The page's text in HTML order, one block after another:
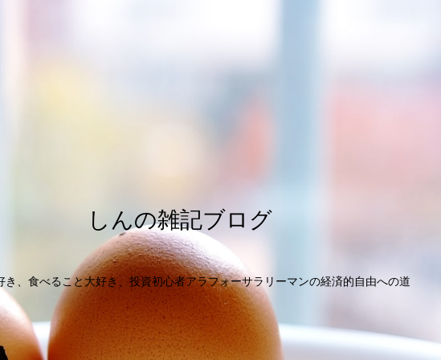
しんの雑記ブログ
き、食べること大好き、投資初心者アラフォーサラリーマンの経済的自由への道